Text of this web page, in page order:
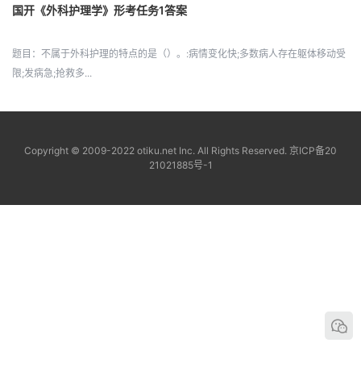
国开《外科护理学》形考任务1答案
题目：不属于外科护理的特点的是（）。:病情变化快;多数病人存在躯体移动受
限;发病急;抢救多...
Copyright © 2009-2022 otiku.net Inc. All Rights Reserved. 京ICP备20
21021885号-1